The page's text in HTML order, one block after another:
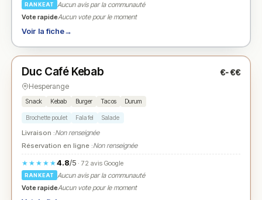
RANKEAT
Aucun avis par la communauté
Vote rapideAucun vote pour le moment
Voir la fiche→
★ N° 3
Duc Café Kebab €-€€
Hesperange
Snack Kebab Burger Tacos Durum
Brochette poulet Falafel Salade
Livraison :Non renseignée
Réservation en ligne :Non renseignée
★★★★★4.8/5· 72 avis Google
RANKEAT
Aucun avis par la communauté
Vote rapideAucun vote pour le moment